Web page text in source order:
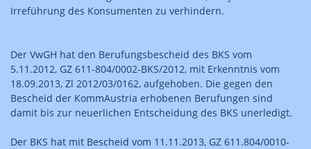
Irreführung des Konsumenten zu verhindern.
Der VwGH hat den Berufungsbescheid des BKS vom
5.11.2012, GZ 611-804/0002-BKS/2012, mit Erkenntnis vom
18.09.2013, Zl 2012/03/0162, aufgehoben. Die gegen den
Bescheid der KommAustria erhobenen Berufungen sind
damit bis zur neuerlichen Entscheidung des BKS unerledigt.
Der BKS hat mit Bescheid vom 11.11.2013, GZ 611.804/0010-